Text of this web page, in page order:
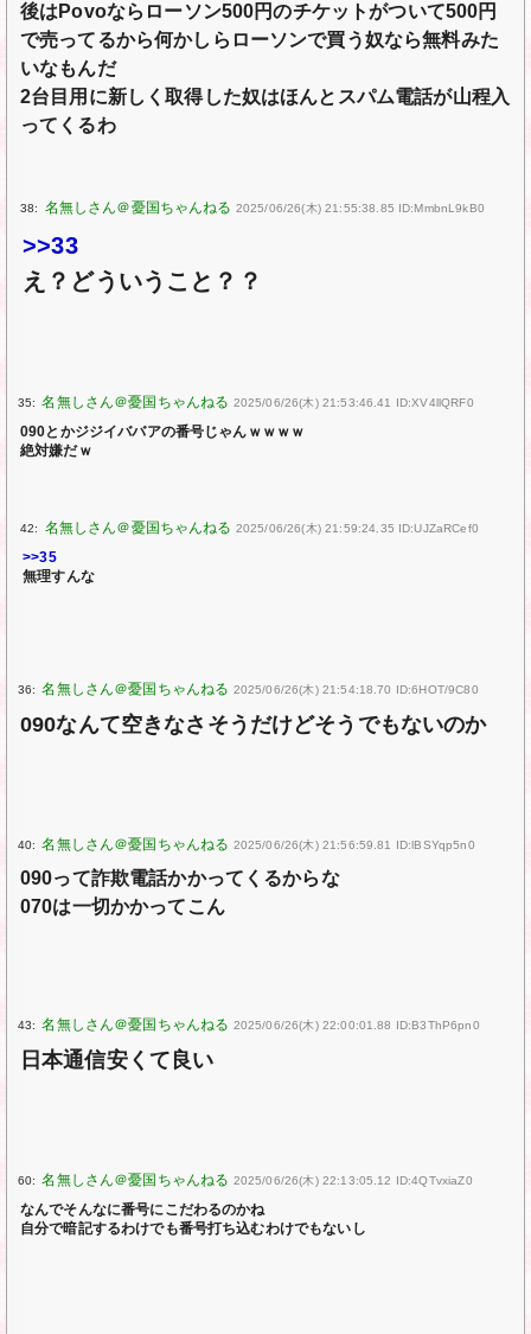
後はPovoならローソン500円のチケットがついて500円
で売ってるから何かしらローソンで買う奴なら無料みた
いなもんだ
2台目用に新しく取得した奴はほんとスパム電話が山程入
ってくるわ
38: 2025/06/26(木) 21:55:38.85 ID:MmbnL9kB0
>>33
え？どういうこと？？
35: 2025/06/26(木) 21:53:46.41 ID:XV4llQRF0
090とかジジイババアの番号じゃんｗｗｗｗ
絶対嫌だｗ
42: 2025/06/26(木) 21:59:24.35 ID:UJZaRCef0
>>35
無理すんな
36: 2025/06/26(木) 21:54:18.70 ID:6HOT/9C80
090なんて空きなさそうだけどそうでもないのか
40: 2025/06/26(木) 21:56:59.81 ID:lBSYqp5n0
090って詐欺電話かかってくるからな
070は一切かかってこん
43: 2025/06/26(木) 22:00:01.88 ID:B3ThP6pn0
日本通信安くて良い
60: 2025/06/26(木) 22:13:05.12 ID:4QTvxiaZ0
なんでそんなに番号にこだわるのかね
自分で暗記するわけでも番号打ち込むわけでもないし